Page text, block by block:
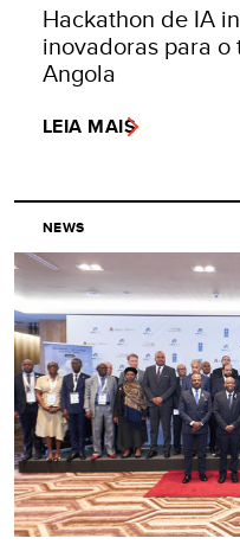
Hackathon de IA
inovadoras para o
Angola
LEIA MAIS
NEWS